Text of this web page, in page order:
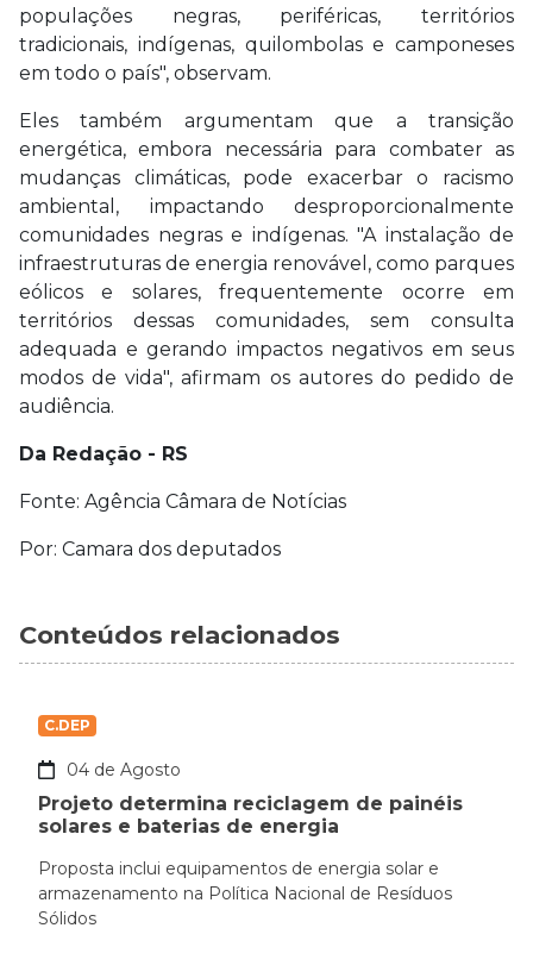
populações negras, periféricas, territórios
tradicionais, indígenas, quilombolas e camponeses
em todo o país", observam.
Eles também argumentam que a transição
energética, embora necessária para combater as
mudanças climáticas, pode exacerbar o racismo
ambiental, impactando desproporcionalmente
comunidades negras e indígenas. "A instalação de
infraestruturas de energia renovável, como parques
eólicos e solares, frequentemente ocorre em
territórios dessas comunidades, sem consulta
adequada e gerando impactos negativos em seus
modos de vida", afirmam os autores do pedido de
audiência.
Da Redação - RS
Fonte: Agência Câmara de Notícias
Por: Camara dos deputados
Conteúdos relacionados
C.DEP
04 de Agosto
Projeto determina reciclagem de painéis
solares e baterias de energia
Proposta inclui equipamentos de energia solar e
armazenamento na Política Nacional de Resíduos
Sólidos